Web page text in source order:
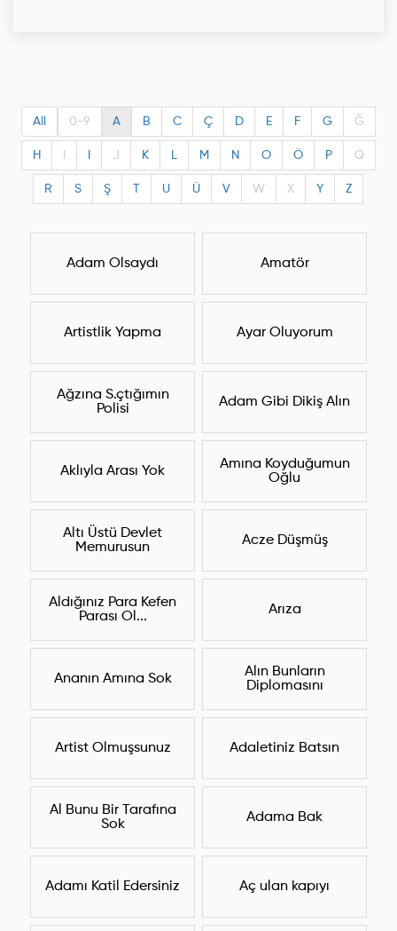
All 0-9 A B C Ç D E F G Ğ
H J K L M N O Ö P Q
R S Ş U Ü V W X Y Z
Adam Olsaydı Amatör
Artistlik Yapma Ayar Oluyorum
Ağzına S.çtığımın
Polisi
Adam Gibi Dikiş Alın
Aklıyla Arası Yok
Amına Koyduğumun
Oğlu
Altı Üstü Devlet
Memurusun
Acze Düşmüş
Aldığınız Para Kefen
Parası Ol...
Arıza
Ananın Amına Sok
Alın Bunların
Diplomasını
Artist Olmuşsunuz Adaletiniz Batsın
Al Bunu Bir Tarafına
Sok
Adama Bak
Adamı Katil Edersiniz Aç ulan kapıyı